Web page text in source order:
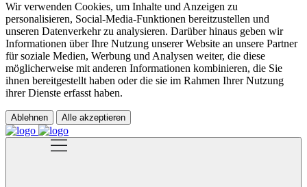
Wir verwenden Cookies, um Inhalte und Anzeigen zu
personalisieren, Social-Media-Funktionen bereitzustellen und
unseren Datenverkehr zu analysieren. Darüber hinaus geben wir
Informationen über Ihre Nutzung unserer Website an unsere Partner
für soziale Medien, Werbung und Analysen weiter, die diese
möglicherweise mit anderen Informationen kombinieren, die Sie
ihnen bereitgestellt haben oder die sie im Rahmen Ihrer Nutzung
ihrer Dienste erfasst haben.
Ablehnen Alle akzeptieren